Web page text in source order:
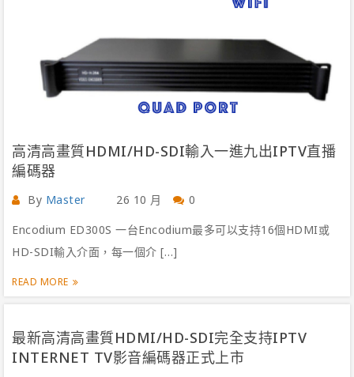
高清高畫質HDMI/HD-SDI輸入一進九出IPTV直播
編碼器
By Master 26 10 月
0
Encodium ED300S 一台Encodium最多可以支持16個HDMI或
HD-SDI輸入介面，每一個介 […]
READ MORE
最新高清高畫質HDMI/HD-SDI完全支持IPTV
INTERNET TV影音編碼器正式上市